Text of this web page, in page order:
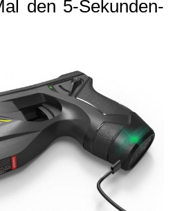
den 5-Sekunden-